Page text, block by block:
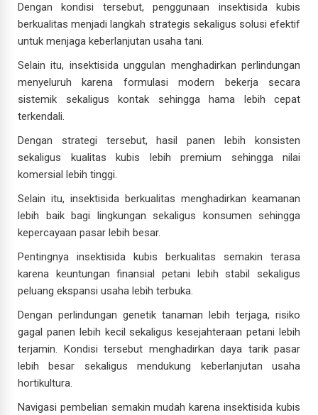
Dengan kondisi tersebut, penggunaan insektisida kubis
berkualitas menjadi langkah strategis sekaligus solusi efektif
untuk menjaga keberlanjutan usaha tani.
Selain itu, insektisida unggulan menghadirkan perlindungan
menyeluruh karena formulasi modern bekerja secara
sistemik sekaligus kontak sehingga hama lebih cepat
terkendali.
Dengan strategi tersebut, hasil panen lebih konsisten
sekaligus kualitas kubis lebih premium sehingga nilai
komersial lebih tinggi.
Selain itu, insektisida berkualitas menghadirkan keamanan
lebih baik bagi lingkungan sekaligus konsumen sehingga
kepercayaan pasar lebih besar.
Pentingnya insektisida kubis berkualitas semakin terasa
karena keuntungan finansial petani lebih stabil sekaligus
peluang ekspansi usaha lebih terbuka.
Dengan perlindungan genetik tanaman lebih terjaga, risiko
gagal panen lebih kecil sekaligus kesejahteraan petani lebih
terjamin. Kondisi tersebut menghadirkan daya tarik pasar
lebih besar sekaligus mendukung keberlanjutan usaha
hortikultura.
Navigasi pembelian semakin mudah karena insektisida kubis